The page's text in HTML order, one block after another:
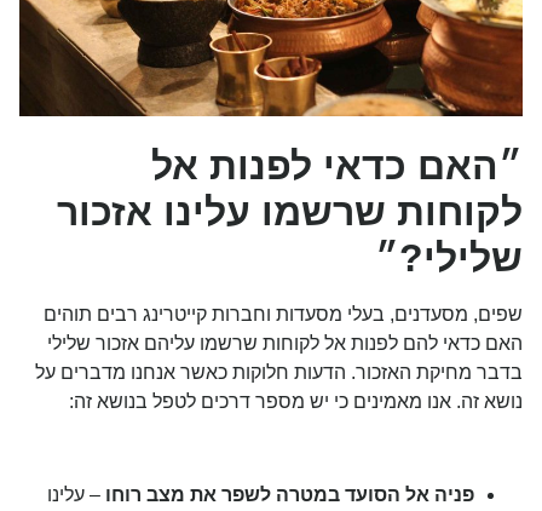
״האם כדאי לפנות אל
לקוחות שרשמו עלינו אזכור
שלילי?״
שפים, מסעדנים, בעלי מסעדות וחברות קייטרינג רבים תוהים
האם כדאי להם לפנות אל לקוחות שרשמו עליהם אזכור שלילי
בדבר מחיקת האזכור. הדעות חלוקות כאשר אנחנו מדברים על
נושא זה. אנו מאמינים כי יש מספר דרכים לטפל בנושא זה:
פניה אל הסועד במטרה לשפר את מצב רוחו – עלינו